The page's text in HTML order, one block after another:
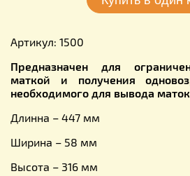
Артикул: 1500
Предназначен для
маткой и получения
необходимого для вывода
Длинна – 447 мм
Ширина – 58 мм
Высота – 316 мм